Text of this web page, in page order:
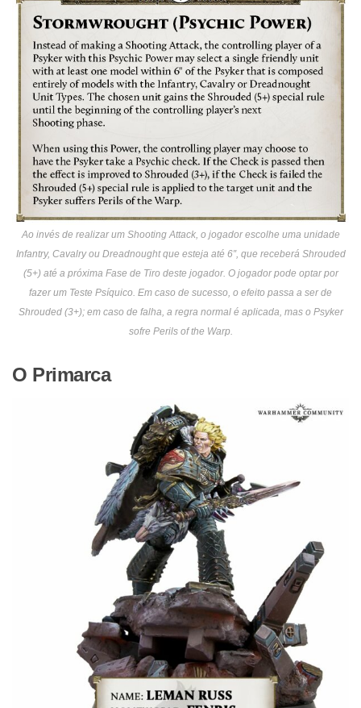
Ao invés de realizar um Shooting Attack, o jogador escolhe uma unidade
Infantry, Cavalry ou Dreadnought que esteja até 6″, que receberá Shrouded
(5+) até a próxima Fase de Tiro deste jogador. O jogador pode optar por
fazer um Teste Psíquico. Em caso de sucesso, o efeito passa a ser de
Shrouded (3+); em caso de falha, a regra normal é aplicada, mas o Psyker
sofre Perils of the Warp.
O Primarca